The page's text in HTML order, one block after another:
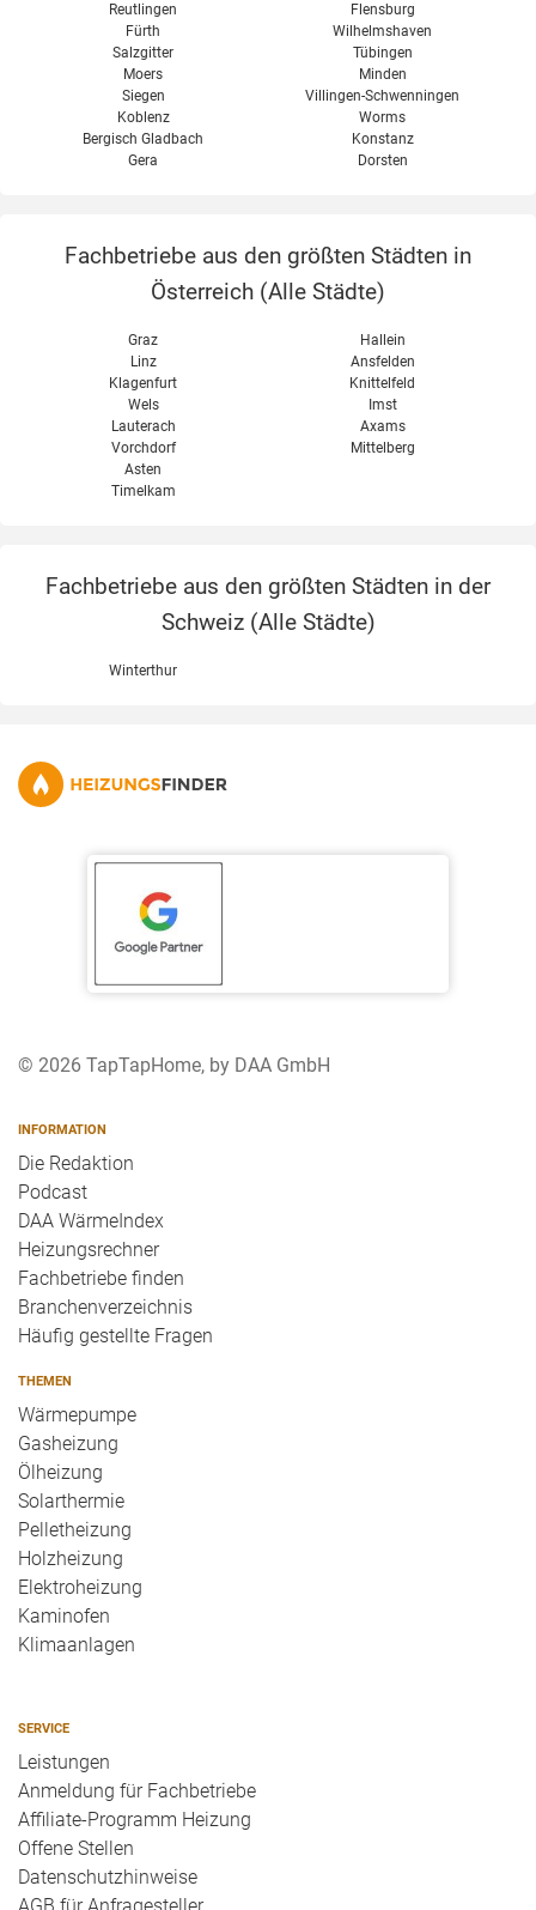
Reutlingen
Fürth
Salzgitter
Moers
Siegen
Koblenz
Bergisch Gladbach
Gera
Flensburg
Wilhelmshaven
Tübingen
Minden
Villingen-Schwenningen
Worms
Konstanz
Dorsten
Fachbetriebe aus den größten Städten in
Österreich (Alle Städte)
Graz
Linz
Klagenfurt
Wels
Hallein
Ansfelden
Knittelfeld
Imst
Lauterach
Vorchdorf
Asten
Timelkam
Axams
Mittelberg
Fachbetriebe aus den größten Städten in der
Schweiz (Alle Städte)
Winterthur
© 2026 TapTapHome, by DAA GmbH
INFORMATION
Die Redaktion
Podcast
DAA WärmeIndex
Heizungsrechner
Fachbetriebe finden
Branchenverzeichnis
Häufig gestellte Fragen
THEMEN
Wärmepumpe
Gasheizung
Ölheizung
Solarthermie
Pelletheizung
Holzheizung
Elektroheizung
Kaminofen
Klimaanlagen
SERVICE
Leistungen
Anmeldung für Fachbetriebe
Affiliate-Programm Heizung
Offene Stellen
Datenschutzhinweise
AGB für Anfragesteller